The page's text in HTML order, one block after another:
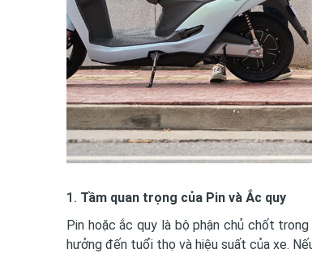
1. Tầm quan trọng của Pin và Ắc quy
Pin hoặc ắc quy là bộ phận chủ chốt
hưởng đến tuổi thọ và hiệu suất của xe.